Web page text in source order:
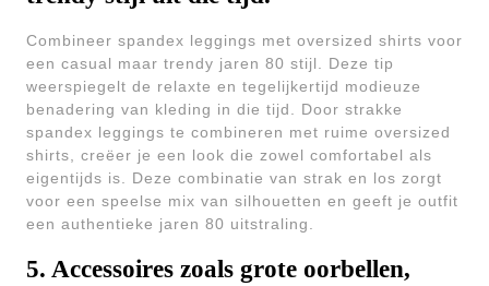
Combineer spandex leggings met oversized shirts voor
een casual maar trendy jaren 80 stijl. Deze tip
weerspiegelt de relaxte en tegelijkertijd modieuze
benadering van kleding in die tijd. Door strakke
spandex leggings te combineren met ruime oversized
shirts, creëer je een look die zowel comfortabel als
eigentijds is. Deze combinatie van strak en los zorgt
voor een speelse mix van silhouetten en geeft je outfit
een authentieke jaren 80 uitstraling.
5. Accessoires zoals grote oorbellen,